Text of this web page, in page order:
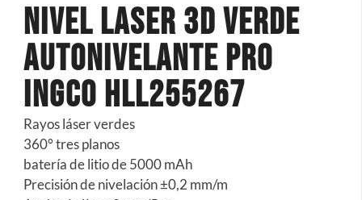
Nivel Laser 3d Verde
Autonivelante Pro
Ingco Hll255267
Rayos láser verdes
360° tres planos
batería de litio de 5000 mAh
Precisión de nivelación ±0,2 mm/m